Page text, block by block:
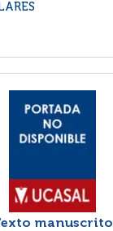
manuscrito